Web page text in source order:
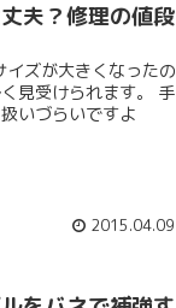
夫？修理の値段
ズが大きくなったの
見受けられます。 手
いづらいですよ
2015.04.09